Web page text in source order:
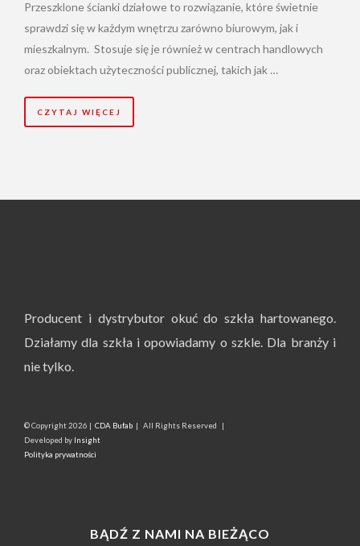
Przeszklone ścianki działowe to rozwiązanie, które świetnie
sprawdzi się w każdym wnętrzu zarówno biurowym, jak i
mieszkalnym. Stosuje się je również w centrach handlowych
oraz obiektach użyteczności publicznej, takich jak …
CZYTAJ WIĘCEJ
Producent i dystrybutor okuć do szkła hartowanego.
Działamy dla szkła i opowiadamy o szkle. Dla branży i
nie tylko.
© Copyright2026 | CDA Bufab | All Rights Reserved |
Developed by Insight
Polityka prywatności
BĄDŹ Z NAMI NA BIEŻĄCO